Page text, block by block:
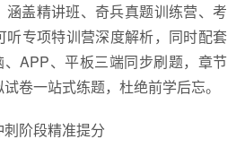
涵盖精讲班、奇兵真题训练营、考
听专项特训营深度解析，同时配套
APP、平板三端同步刷题，章节
卷一站式练题，杜绝前学后忘。
阶段精准提分